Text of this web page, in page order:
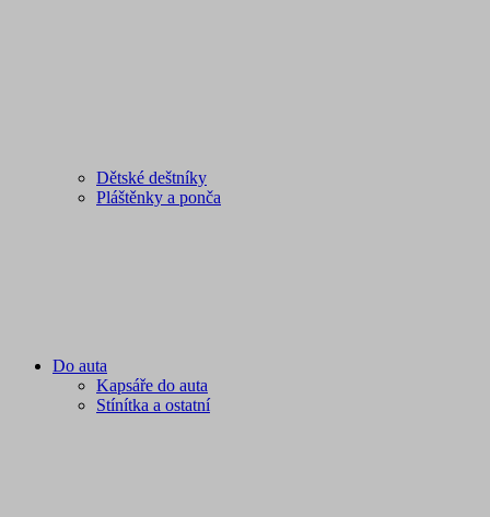
Dětské deštníky
Pláštěnky a ponča
Do auta
Kapsáře do auta
Stínítka a ostatní